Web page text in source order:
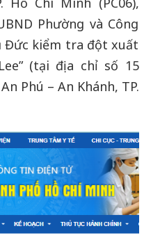
Phường và Công
Đức kiểm tra đột xuất
(tại địa chỉ số 15
Phú – An Khánh, TP.